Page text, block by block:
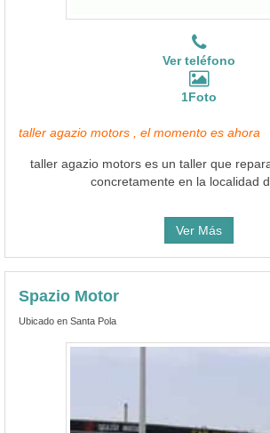
Ver teléfono
1Foto
taller agazio motors , el momento es ahora
taller agazio motors es un taller que
concretamente en la localidad
Ver Más
Spazio Motor
Ubicado en Santa Pola